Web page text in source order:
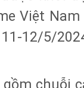
Việt
12/5/
chuỗi